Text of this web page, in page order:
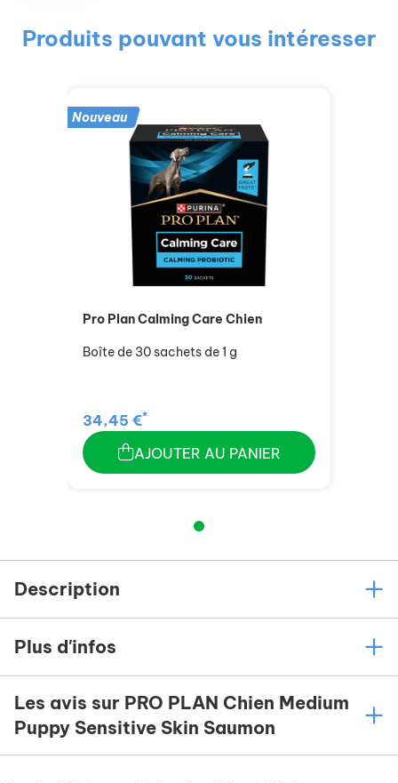
Produits pouvant vous intéresser
Nouveau
Pro Plan Calming Care Chien
Boîte de 30 sachets de 1 g
34,45 €*
AJOUTER AU PANIER
Description
Plus d'infos
Les avis sur PRO PLAN Chien Medium
Puppy Sensitive Skin Saumon